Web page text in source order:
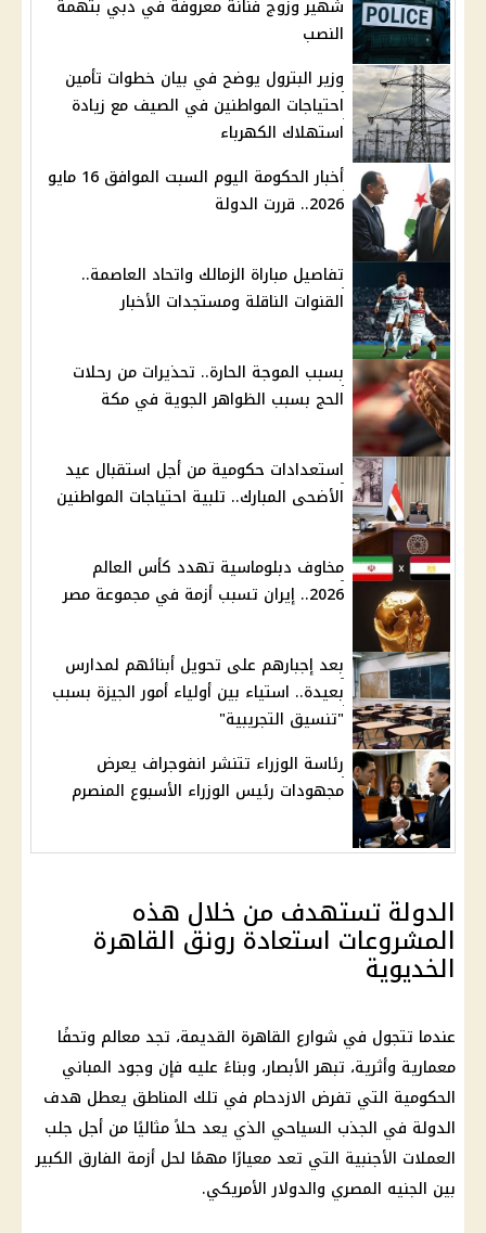
شهير وزوج فنانة معروفة في دبي بتهمة
النصب
وزير البترول يوضح في بيان خطوات تأمين
احتياجات المواطنين في الصيف مع زيادة
استهلاك الكهرباء
أخبار الحكومة اليوم السبت الموافق 16 مايو
2026.. قررت الدولة
تفاصيل مباراة الزمالك واتحاد العاصمة..
القنوات الناقلة ومستجدات الأخبار
بسبب الموجة الحارة.. تحذيرات من رحلات
الحج بسبب الظواهر الجوية في مكة
استعدادات حكومية من أجل استقبال عيد
الأضحى المبارك.. تلبية احتياجات المواطنين
مخاوف دبلوماسية تهدد كأس العالم
2026.. إيران تسبب أزمة في مجموعة مصر
بعد إجبارهم على تحويل أبنائهم لمدارس
بعيدة.. استياء بين أولياء أمور الجيزة بسبب
"تنسيق التجريبية"
رئاسة الوزراء تتنشر انفوجراف يعرض
مجهودات رئيس الوزراء الأسبوع المنصرم
الدولة تستهدف من خلال هذه
المشروعات استعادة رونق القاهرة
الخديوية
عندما تتجول في شوارع القاهرة القديمة، تجد معالم وتحفًا
معمارية وأثرية، تبهر الأبصار، وبناءً عليه فإن وجود المباني
الحكومية التي تفرض الازدحام في تلك المناطق يعطل هدف
الدولة في الجذب السياحي الذي يعد حلاً مثاليًا من أجل جلب
العملات الأجنبية التي تعد معيارًا مهمًا لحل أزمة الفارق الكبير
بين الجنيه المصري والدولار الأمريكي.